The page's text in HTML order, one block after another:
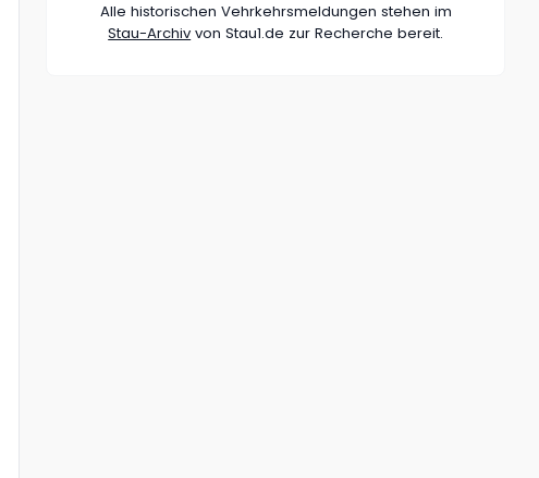
Alle historischen Vehrkehrsmeldungen stehen im
Stau-Archiv von Stau1.de zur Recherche bereit.